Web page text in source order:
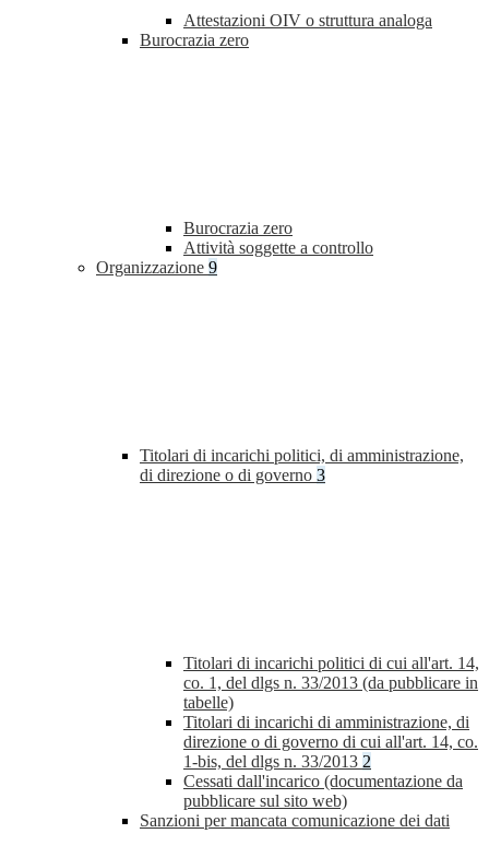
Attestazioni OIV o struttura analoga
Burocrazia zero
Burocrazia zero
Attività soggette a controllo
Organizzazione 9
Titolari di incarichi politici, di amministrazione,
di direzione o di governo 3
Titolari di incarichi politici di cui all'art. 14,
co. 1, del dlgs n. 33/2013 (da pubblicare in
tabelle)
Titolari di incarichi di amministrazione, di
direzione o di governo di cui all'art. 14, co.
1-bis, del dlgs n. 33/2013 2
Cessati dall'incarico (documentazione da
pubblicare sul sito web)
Sanzioni per mancata comunicazione dei dati